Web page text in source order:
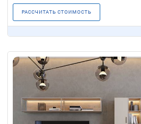
РАССЧИТАТЬ СТОИМОСТЬ